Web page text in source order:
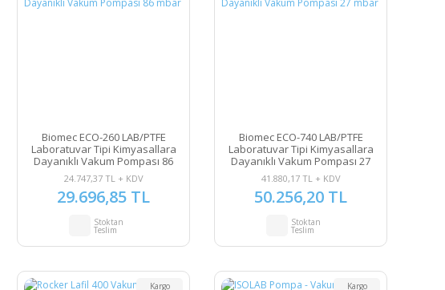
Biomec ECO-260 LAB/PTFE
Laboratuvar Tipi Kimyasallara
Dayanıklı Vakum Pompası 86
mbar
24.747,37 TL + KDV
29.696,85 TL
Stoktan
Teslim
Biomec ECO-740 LAB/PTFE
Laboratuvar Tipi Kimyasallara
Dayanıklı Vakum Pompası 27
mbar
41.880,17 TL + KDV
50.256,20 TL
Stoktan
Teslim
Kargo Kargo